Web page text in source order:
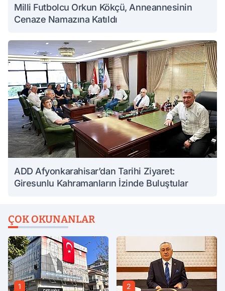
Milli Futbolcu Orkun Kökçü, Anneannesinin
Cenaze Namazına Katıldı
ADD Afyonkarahisar’dan Tarihi Ziyaret:
Giresunlu Kahramanların İzinde Buluştular
ÇOK OKUNANLAR
1 2